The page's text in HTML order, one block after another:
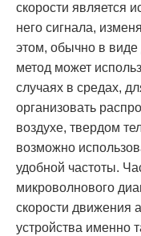
скорости является
него сигнала,
этом, обычно в
метод может
случаях в средах,
организовать
воздухе, твердом
возможно
удобной частоты.
микроволнового
скорости движения
устройства именно